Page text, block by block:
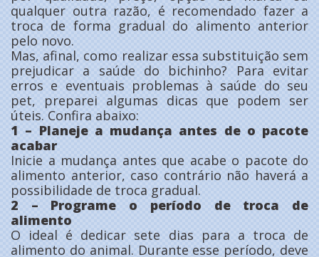
qualquer outra razão, é recomendado fazer a
troca de forma gradual do alimento anterior
pelo novo.
Mas, afinal, como realizar essa substituição sem
prejudicar a saúde do bichinho? Para evitar
erros e eventuais problemas à saúde do seu
pet, preparei algumas dicas que podem ser
úteis. Confira abaixo:
1 – Planeje a mudança antes de o pacote
acabar
Inicie a mudança antes que acabe o pacote do
alimento anterior, caso contrário não haverá a
possibilidade de troca gradual.
2 – Programe o período de troca de
alimento
O ideal é dedicar sete dias para a troca de
alimento do animal. Durante esse período, deve